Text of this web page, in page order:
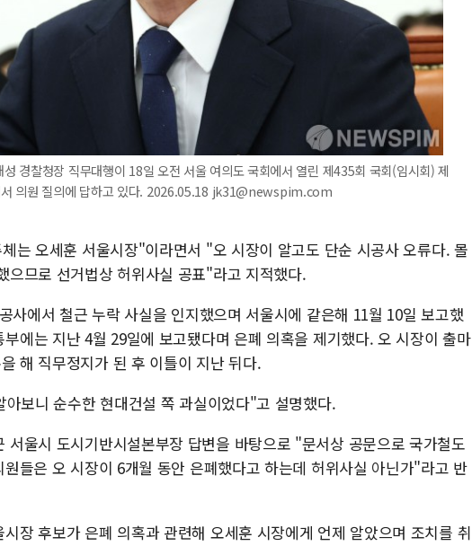
경찰청장 직무대행이 18일 오전 서울 여의도 국회에서 열린 제435회 국회(임시회) 제
서 의원 질의에 답하고 있다. 2026.05.18 jk31@newspim.com
는 오세훈 서울시장"이라면서 "오 시장이 알고도 단순 시공사 오류다. 몰
으므로 선거법상 허위사실 공표"라고 지적했다.
사에서 철근 누락 사실을 인지했으며 서울시에 같은해 11월 10일 보고했
에는 지난 4월 29일에 보고됐다며 은폐 의혹을 제기했다. 오 시장이 출마
해 직무정지가 된 후 이틀이 지난 뒤다.
보니 순수한 현대건설 쪽 과실이었다"고 설명했다.
서울시 도시기반시설본부장 답변을 바탕으로 "문서상 공문으로 국가철도
들은 오 시장이 6개월 동안 은폐했다고 하는데 허위사실 아닌가"라고 반
장 후보가 은폐 의혹과 관련해 오세훈 시장에게 언제 알았으며 조치를 취